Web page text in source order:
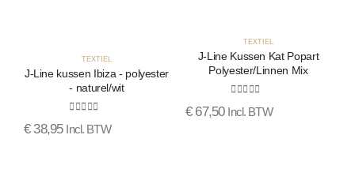
TEXTIEL
J-Line kussen Ibiza - polyester
- naturel/wit
€38,95 Incl. BTW
TEXTIEL
J-Line Kussen Kat Popart
Polyester/Linnen Mix
€67,50 Incl. BTW